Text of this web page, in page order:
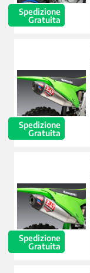
Spedizione
Gratuita
Spedizione
Gratuita
Spedizione
Gratuita